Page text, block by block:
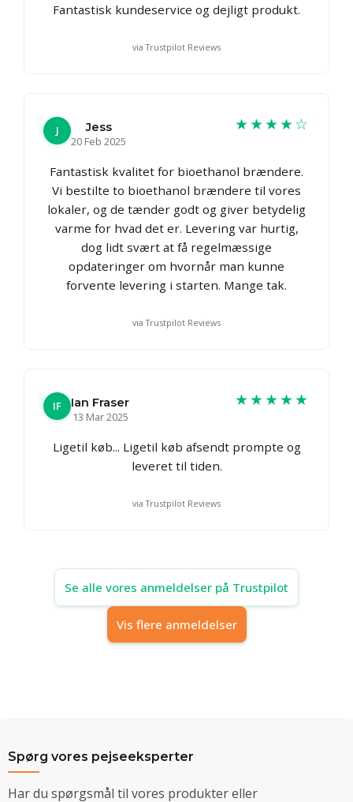
Fantastisk kundeservice og dejligt produkt.
via Trustpilot Reviews
J
Jess
20 Feb 2025
★★★★☆
Fantastisk kvalitet for bioethanol brændere.
Vi bestilte to bioethanol brændere til vores
lokaler, og de tænder godt og giver betydelig
varme for hvad det er. Levering var hurtig,
dog lidt svært at få regelmæssige
opdateringer om hvornår man kunne
forvente levering i starten. Mange tak.
via Trustpilot Reviews
IF
Ian Fraser
13 Mar 2025
★★★★★
Ligetil køb... Ligetil køb afsendt prompte og
leveret til tiden.
via Trustpilot Reviews
Se alle vores anmeldelser på Trustpilot
Vis flere anmeldelser
Spørg vores pejseeksperter
Har du spørgsmål til vores produkter eller